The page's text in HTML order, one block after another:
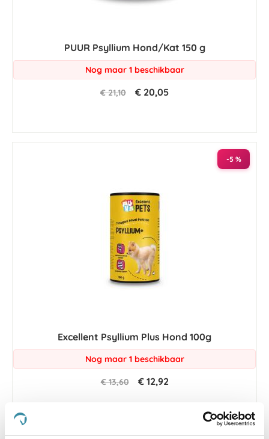
PUUR Psyllium Hond/Kat 150 g
Nog maar 1 beschikbaar
€ 21,10 € 20,05
-5 %
Excellent Psyllium Plus Hond 100g
Nog maar 1 beschikbaar
€ 13,60 € 12,92